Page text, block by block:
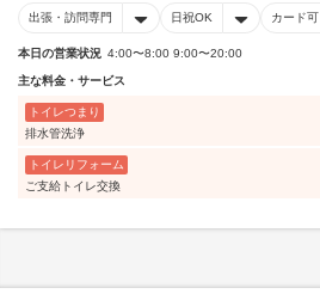
出張・訪問専門 日祝OK カード可
本日の営業状況 4:00〜8:00 9:00〜20:00
主な料金・サービス
トイレつまり
排水管洗浄
トイレリフォーム
ご支給トイレ交換